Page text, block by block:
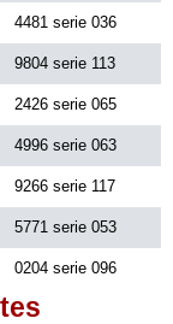
4481 serie 036
9804 serie 113
2426 serie 065
4996 serie 063
9266 serie 117
5771 serie 053
0204 serie 096